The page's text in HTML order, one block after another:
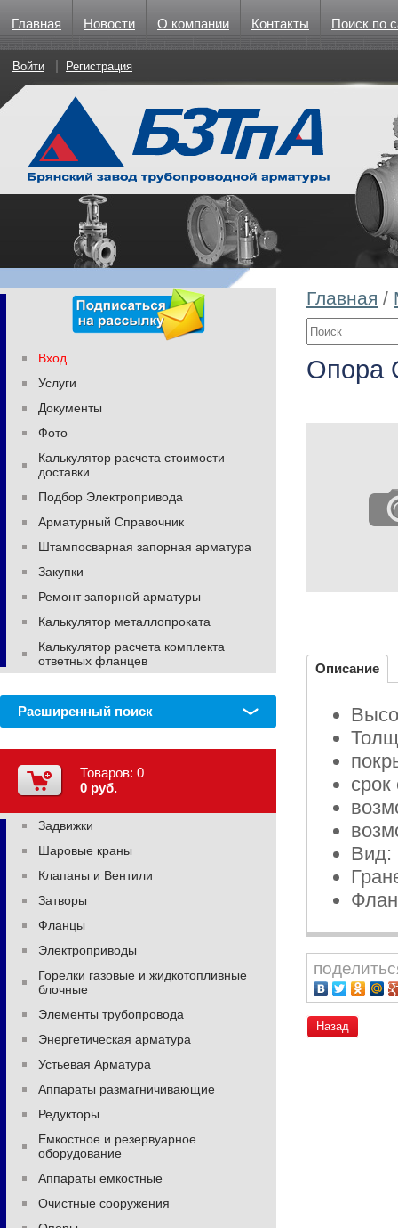
Войти Регистрация
Главная Новости О компании Контакты Поиск по
Главная /
Опора
Описание
Вид:
Назад
Вход
Услуги
Документы
Фото
Калькулятор расчета стоимости
доставки
Подбор Электропривода
Арматурный Справочник
Штампосварная запорная арматура
Закупки
Ремонт запорной арматуры
Калькулятор металлопроката
Калькулятор расчета комплекта
ответных фланцев
Расширенный поиск
Товаров: 0
0 руб.
Задвижки
Шаровые краны
Клапаны и Вентили
Затворы
Фланцы
Электроприводы
Горелки газовые и жидкотопливные
блочные
Элементы трубопровода
Энергетическая арматура
Устьевая Арматура
Аппараты размагничивающие
Редукторы
Емкостное и резервуарное
оборудование
Аппараты емкостные
Очистные сооружения